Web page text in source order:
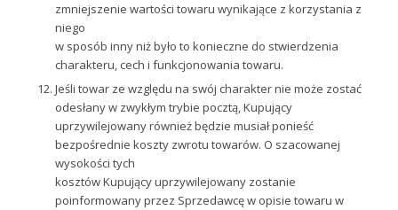
zmniejszenie wartości towaru wynikające z korzystania z
niego
w sposób inny niż było to konieczne do stwierdzenia
charakteru, cech i funkcjonowania towaru.
Jeśli towar ze względu na swój charakter nie może zostać
odesłany w zwykłym trybie pocztą, Kupujący
uprzywilejowany również będzie musiał ponieść
bezpośrednie koszty zwrotu towarów. O szacowanej
wysokości tych
kosztów Kupujący uprzywilejowany zostanie
poinformowany przez Sprzedawcę w opisie towaru w